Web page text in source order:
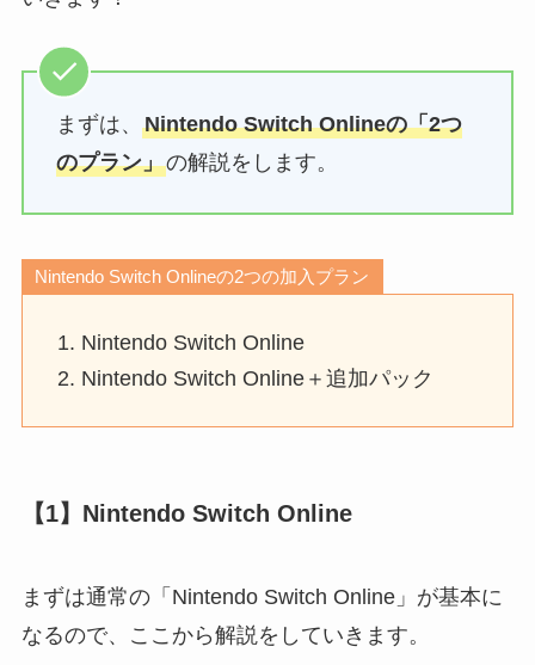
まずは、 Nintendo Switch Onlineの「2つ
のプラン」の解説をします。
Nintendo Switch Onlineの2つの加入プラン
Nintendo Switch Online
Nintendo Switch Online＋追加パック
【1】Nintendo Switch Online
まずは通常の「Nintendo Switch Online」が基本に
なるので、ここから解説をしていきます。